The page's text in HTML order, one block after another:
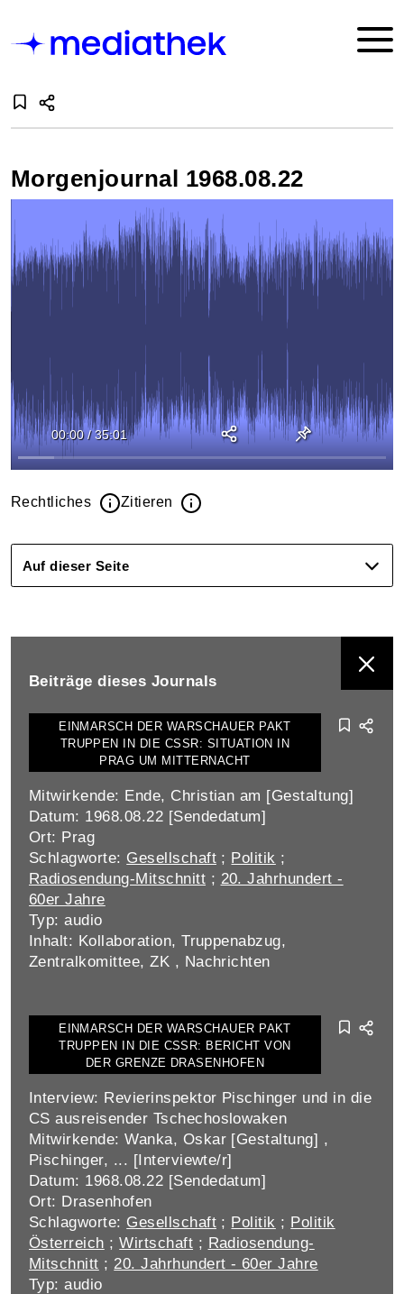
Morgenjournal 1968.08.22
00:00 / 35:01
Rechtliches Zitieren
Auf dieser Seite
Beiträge dieses Journals
EINMARSCH DER WARSCHAUER PAKT
TRUPPEN IN DIE CSSR: SITUATION IN
PRAG UM MITTERNACHT
Mitwirkende: Ende, Christian am [Gestaltung]
Datum: 1968.08.22 [Sendedatum]
Ort: Prag
Schlagworte: Gesellschaft ; Politik ;
Radiosendung-Mitschnitt ; 20. Jahrhundert -
60er Jahre
Typ: audio
Inhalt: Kollaboration, Truppenabzug,
Zentralkomittee, ZK , Nachrichten
EINMARSCH DER WARSCHAUER PAKT
TRUPPEN IN DIE CSSR: BERICHT VON
DER GRENZE DRASENHOFEN
Interview: Revierinspektor Pischinger und in die
CS ausreisender Tschechoslowaken
Mitwirkende: Wanka, Oskar [Gestaltung] ,
Pischinger, ... [Interviewte/r]
Datum: 1968.08.22 [Sendedatum]
Ort: Drasenhofen
Schlagworte: Gesellschaft ; Politik ; Politik
Österreich ;Wirtschaft ; Radiosendung-
Mitschnitt ; 20. Jahrhundert - 60er Jahre
Typ: audio